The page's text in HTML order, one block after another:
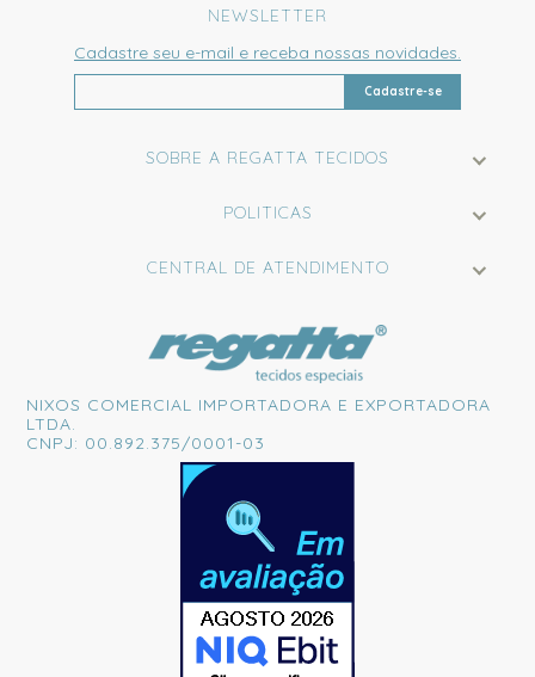
SOBRE A REGATTA TECIDOS
POLITICAS
CENTRAL DE ATENDIMENTO
NEWSLETTER
Cadastre seu e-mail e receba nossas novidades.
Cadastre-se
NIXOS COMERCIAL IMPORTADORA E EXPORTADORA
LTDA.
CNPJ: 00.892.375/0001-03